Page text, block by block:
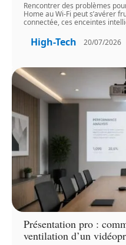
Rencontrer des problèmes
Home au Wi-Fi peut s’avérer
connectée, ces enceintes
High-Tech 20/07/2026
Présentation pro :
ventilation d’un